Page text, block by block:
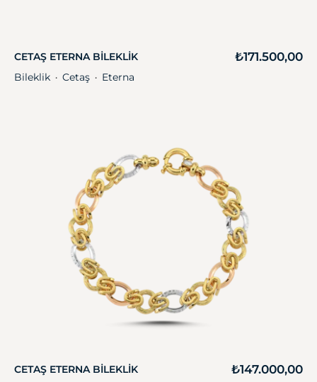
CETAŞ ETERNA BILEKLIK ₺171.500,00
Bileklik ・ Cetaş ・ Eterna
CETAŞ ETERNA BILEKLIK ₺147.000,00